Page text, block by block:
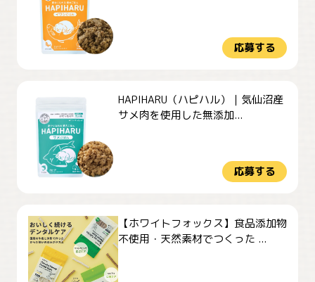
応募する
HAPIHARU（ハピハル）｜気仙沼産
サメ肉を使用した無添加...
応募する
【ホワイトフォックス】食品添加物
不使用・天然素材でつくった ...